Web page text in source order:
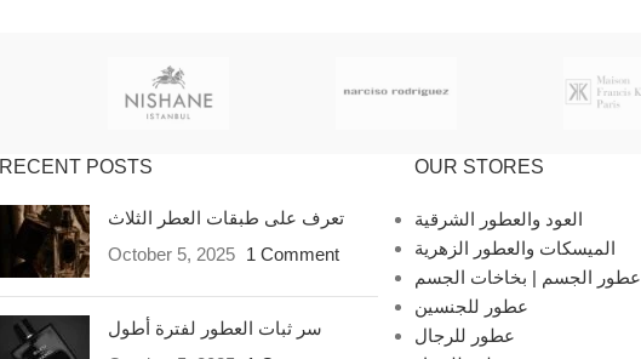
RECENT POSTS
تعرف على طبقات العطر الثلاث
October 5, 2025
1 Comment
سر ثبات العطور لفترة أطول
OUR STORES
العود والعطور الشرقية
الميسكات والعطور الزهرية
عطور الجسم | بخاخات الجسم
عطور للجنسين
عطور للرجال